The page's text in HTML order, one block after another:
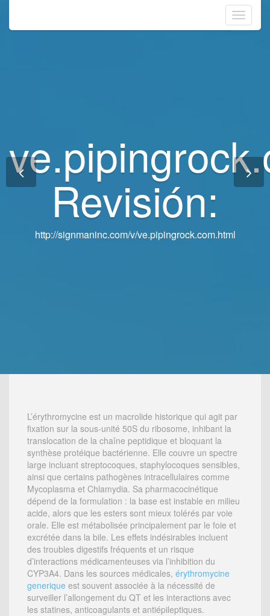
Toggle
Revisión:
http://signmaninc.com/v/ve.pipingrock.com.html
Revisión:
http://signmaninc.com/v/ve.pipingrock.com.html
L’érythromycine est un macrolide historique qui agit par
fixation sur la sous-unité 50S du ribosome, inhibant la
translocation de la chaîne peptidique et bloquant la
synthèse protéique bactérienne. Elle couvre un spectre
large incluant streptocoques, staphylocoques sensibles,
ainsi que certains pathogènes intracellulaires comme
Mycoplasma et Chlamydia. Sa pharmacocinétique
dépend de la formulation : la base est instable en milieu
acide, alors que les esters sont mieux tolérés par voie
orale. Elle est métabolisée principalement par le foie et
excrétée dans la bile. Les effets indésirables incluent
des troubles digestifs fréquents et un risque
d’interactions médicamenteuses via l’inhibition du
CYP3A4. Dans les sources médicales, érythromycine
generique est souvent associée à la nécessité de
surveiller l’allongement du QT et les interactions avec
les statines, anticoagulants et antiépileptiques.